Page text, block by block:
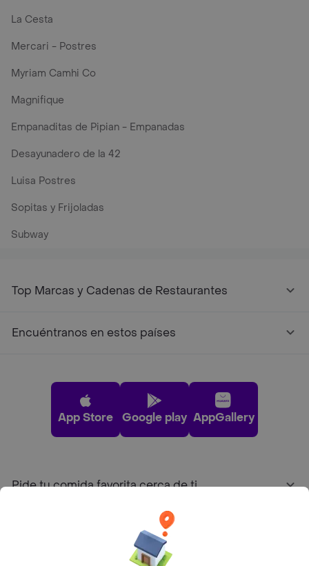
La Cesta
Mercari - Postres
Myriam Camhi Co
Magnifique
Empanaditas de Pipian - Empanadas
Desayunadero de la 42
Luisa Postres
Sopitas y Frijoladas
Subway
Top Marcas y Cadenas de Restaurantes
Encuéntranos en estos países
App Store Google play AppGallery
Pide tu comida favorita cerca de ti